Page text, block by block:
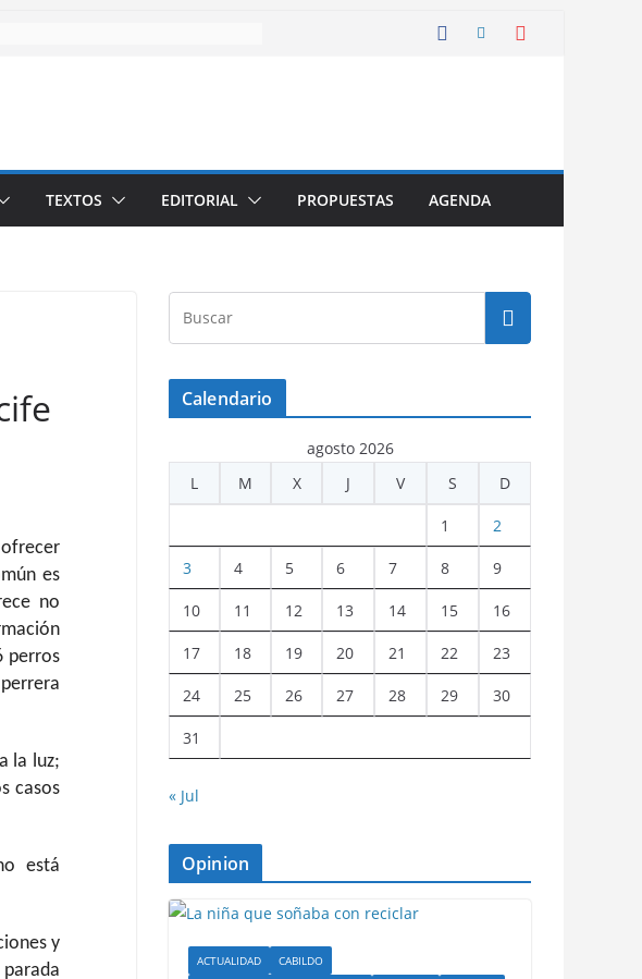
TEXTOS EDITORIAL PROPUESTAS AGENDA
es
no
perros
la luz;
casos
está
y
Calendario
agosto 2026
L
M X J V S D
1 2
3 4 5 6 7 8 9
10 11 12 13 14 15 16
17 18 19 20 21 22 23
24 25 26 27 28 29 30
31
« Jul
Opinion
ACTUALIDAD
CABILDO